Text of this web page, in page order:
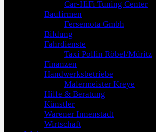
Car-HiFi Tuning Center
Baufirmen
Fersemota Gmbh
Bildung
Fahrdienste
Taxi Pollin Röbel/Müritz
Finanzen
Handwerksbetriebe
Malermeister Kreye
Hilfe & Beratung
Künstler
Warener Innenstadt
Wirtschaft